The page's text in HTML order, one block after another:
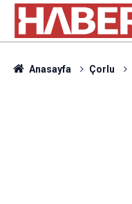
Anasayfa Çorlu